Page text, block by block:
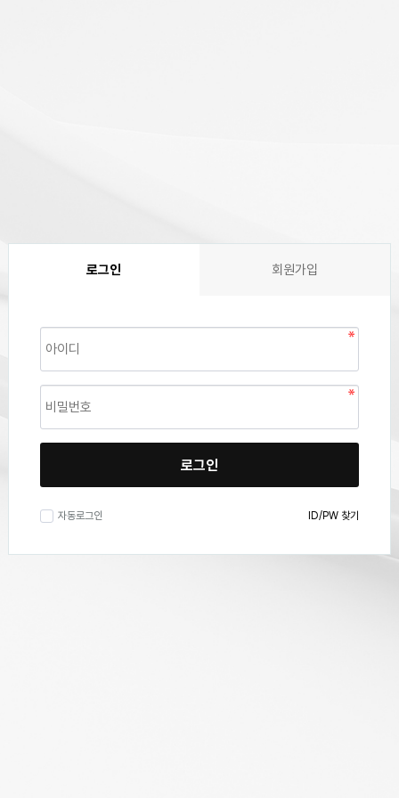
로그인 회원가입
로그인
자동로그인 ID/PW 찾기